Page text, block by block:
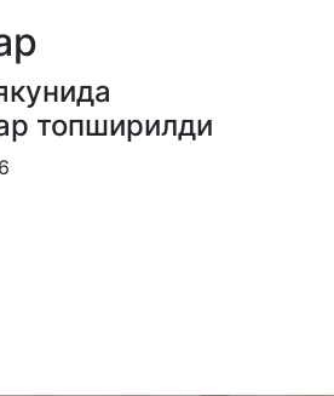
топширилди